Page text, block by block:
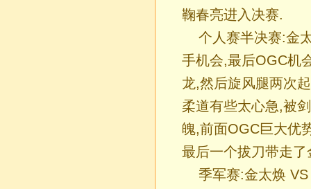
鞠春亮进入决赛.
个人赛半决赛:金
手机会,最后OGC机
龙,然后旋风腿两次
柔道有些太心急,被
魄,前面OGC巨大优
最后一个拔刀带走
季军赛:金太焕